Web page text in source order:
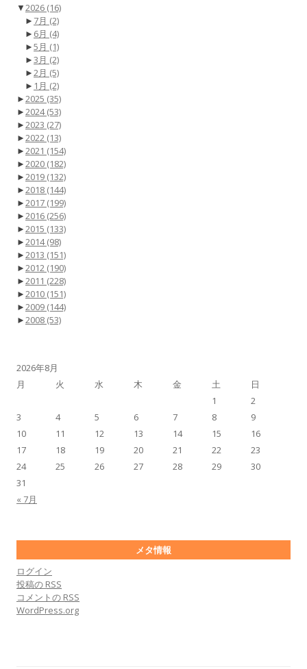
▼2026 (16)
► 7月 (2)
► 6月 (4)
►5月 (1)
►3月 (2)
►2月 (5)
► 1月 (2)
►2025 (35)
►2024(53)
►2023 (27)
►2022 (13)
►2021 (154)
►2020 (182)
►2019 (132)
►2018 (144)
►2017 (199)
►2016 (256)
►2015 (133)
►2014(98)
►2013 (151)
►2012 (190)
►2011 (228)
►2010 (151)
►2009 (144)
►2008 (53)
2026年8月
月
火 水 木 金 土 日
« 7月
1
2
3
4 5 6 7 8
9
10
11 12 13 14 15
16
17
18 19 20 21 22
23
24
25 26 27 28 29
30
31
メタ情報
ログイン
投稿の RSS
コメントの RSS
WordPress.org